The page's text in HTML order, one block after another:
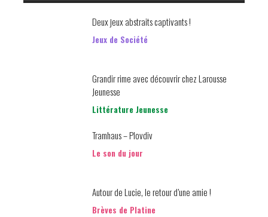
Deux jeux abstraits captivants !
Jeux de Société
Grandir rime avec découvrir chez Larousse
Jeunesse
Littérature Jeunesse
Tramhaus – Plovdiv
Le son du jour
Autour de Lucie, le retour d’une amie !
Brèves de Platine